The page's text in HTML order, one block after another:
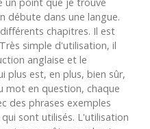
débute dans une langue.
chapitres. Il est
simple d'utilisation, il
anglaise et le
plus est, en plus, bien sûr,
mot en question, chaque
des phrases exemples
sont utilisés. L'utilisation